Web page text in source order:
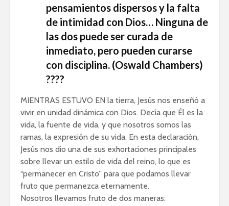
pensamientos dispersos y la falta
de intimidad con Dios… Ninguna de
las dos puede ser curada de
inmediato, pero pueden curarse
con disciplina. (Oswald Chambers)
????
MIENTRAS ESTUVO EN la tierra, Jesús nos enseñó a
vivir en unidad dinámica con Dios. Decía que Él es la
vida, la fuente de vida, y que nosotros somos las
ramas, la expresión de su vida. En esta declaración,
Jesús nos dio una de sus exhortaciones principales
sobre llevar un estilo de vida del reino, lo que es
“permanecer en Cristo” para que podamos llevar
fruto que permanezca eternamente.
Nosotros llevamos fruto de dos maneras: